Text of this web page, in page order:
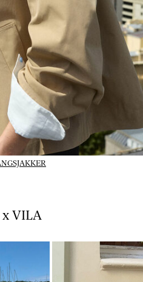
x VILA